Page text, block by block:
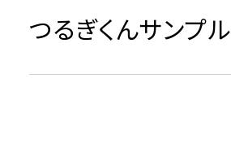
つるぎくんサンプル